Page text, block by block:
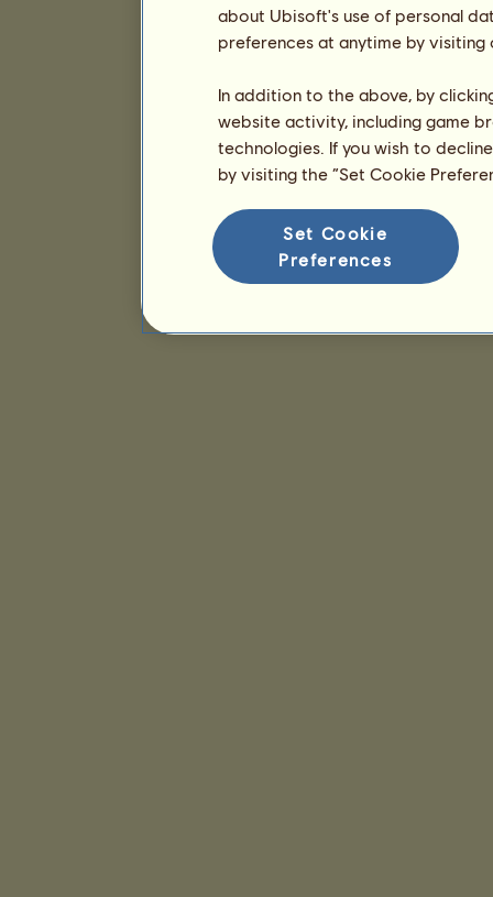
about Ubisoft's use of personal
preferences at anytime by
In addition to the above, by
website activity, including game
technologies. If you wish to
by visiting the “Set Cookie
Set Cookie
Preferences